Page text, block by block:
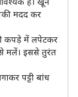
मदद कर
कपड़े में लपेटकर
मलें। इससे तुरंत
पट्टी बांध